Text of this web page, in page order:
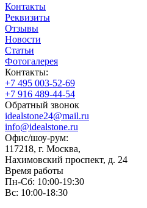
Контакты
Реквизиты
Отзывы
Новости
Статьи
Фотогалерея
Контакты:
+7 495 003-52-69
+7 916 489-44-54
Обратный звонок
idealstone24@mail.ru
info@idealstone.ru
Офис/шоу-рум:
117218, г. Москва,
Нахимовский проспект, д. 24
Время работы
Пн-Сб: 10:00-19:30
Вс: 10:00-18:30